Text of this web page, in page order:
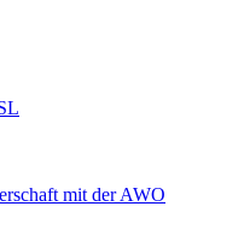
mit der AWO